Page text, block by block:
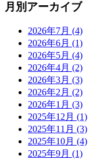
月別アーカイブ
2026年7月 (4)
2026年6月 (1)
2026年5月 (4)
2026年4月 (2)
2026年3月 (3)
2026年2月 (2)
2026年1月 (3)
2025年12月 (1)
2025年11月 (3)
2025年10月 (4)
2025年9月 (1)